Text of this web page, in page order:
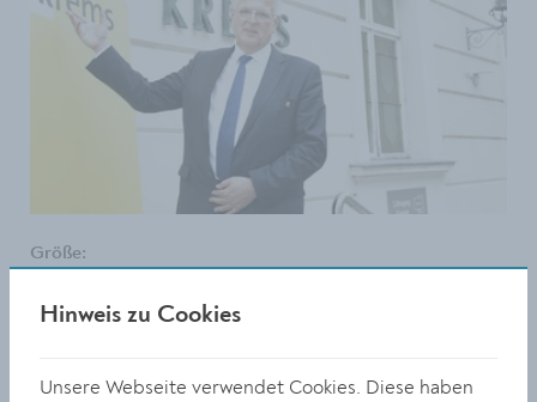
Größe:
2.85 MB
Hinweis zu Cookies
Unsere Webseite verwendet Cookies. Diese haben